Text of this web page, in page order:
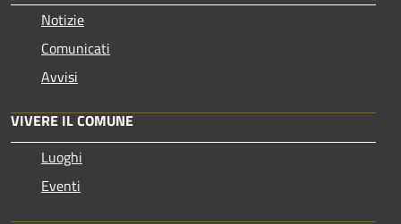
Notizie
Comunicati
Avvisi
VIVERE IL COMUNE
Luoghi
Eventi